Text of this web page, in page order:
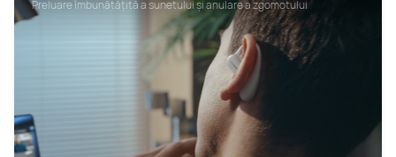
Preluare îmbunătățită a sunetului și anulare a zgomotului